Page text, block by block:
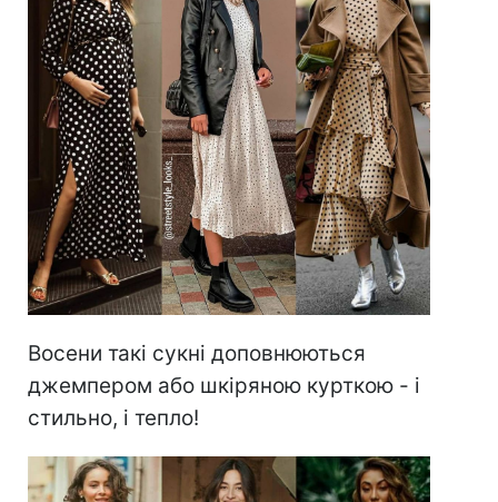
Восени такі сукні доповнюються
джемпером або шкіряною курткою - і
стильно, і тепло!